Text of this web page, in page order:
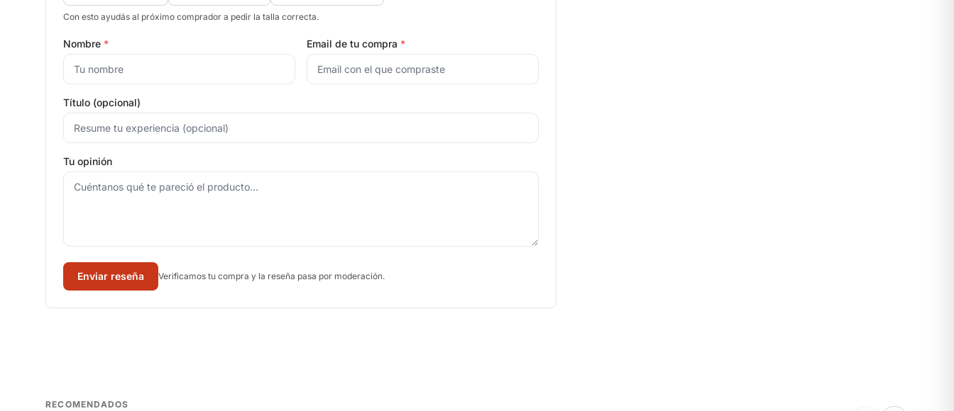
Con esto ayudás al próximo comprador a pedir la talla correcta.
Nombre * Email de tu compra *
Título (opcional)
Tu opinión
Enviar reseña Verificamos tu compra y la reseña pasa por moderación.
RECOMENDADOS